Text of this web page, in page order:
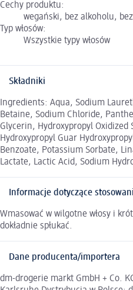
Cechy produktu:
wegański, bez alkoholu,
Typ włosów:
Wszystkie typy włosów
Składniki
Ingredients: Aqua, Sodium
Betaine, Sodium Chloride,
Glycerin, Hydroxypropyl Oxidized
Hydroxypropyl Guar
Benzoate, Potassium Sorbate,
Lactate, Lactic Acid, Sodium
Informacje dotyczące
Wmasować w wilgotne włosy i
dokładnie spłukać.
Dane producenta/importera
dm-drogerie markt GmbH + Co.